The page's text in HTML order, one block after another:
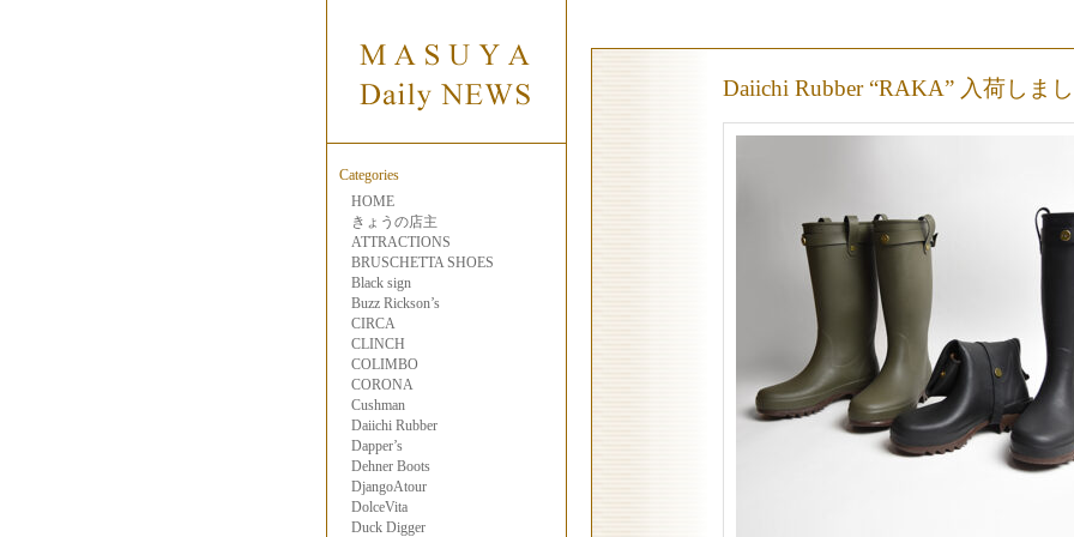
Categories
HOME
きょうの店主
ATTRACTIONS
BRUSCHETTA SHOES
Black sign
Buzz Rickson’s
CIRCA
CLINCH
COLIMBO
CORONA
Cushman
Daiichi Rubber
Dapper’s
Dehner Boots
DjangoAtour
DolceVita
Duck Digger
Daiichi Rubber “RAKA” 入荷しま